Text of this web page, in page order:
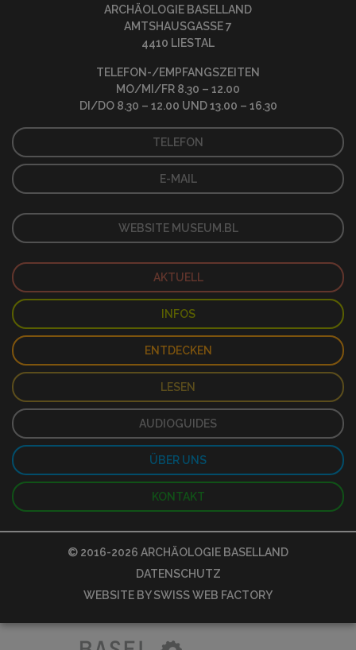
ARCHÄOLOGIE BASELLAND
AMTSHAUSGASSE 7
4410 LIESTAL
TELEFON-/EMPFANGSZEITEN
MO/MI/FR 8.30 – 12.00
DI/DO 8.30 – 12.00 UND 13.00 – 16.30
TELEFON
E-MAIL
WEBSITE MUSEUM.BL
AKTUELL
INFOS
ENTDECKEN
LESEN
AUDIOGUIDES
ÜBER UNS
KONTAKT
© 2016-2026 ARCHÄOLOGIE BASELLAND
DATENSCHUTZ
WEBSITE BYSWISS WEB FACTORY